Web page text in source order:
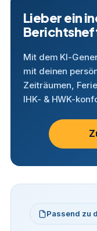
Lieber ein
Mit dem KI-
mit deinen
Zeiträumen,
IHK- & HWK-
Passend zu